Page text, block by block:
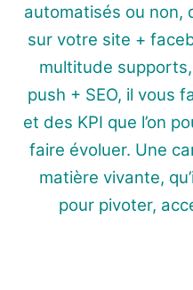
automatisés ou non,
sur votre site +
multitude
push + SEO, il vous
et des KPI que l’on
faire évoluer. Une
matière vivante,
pour pivoter,